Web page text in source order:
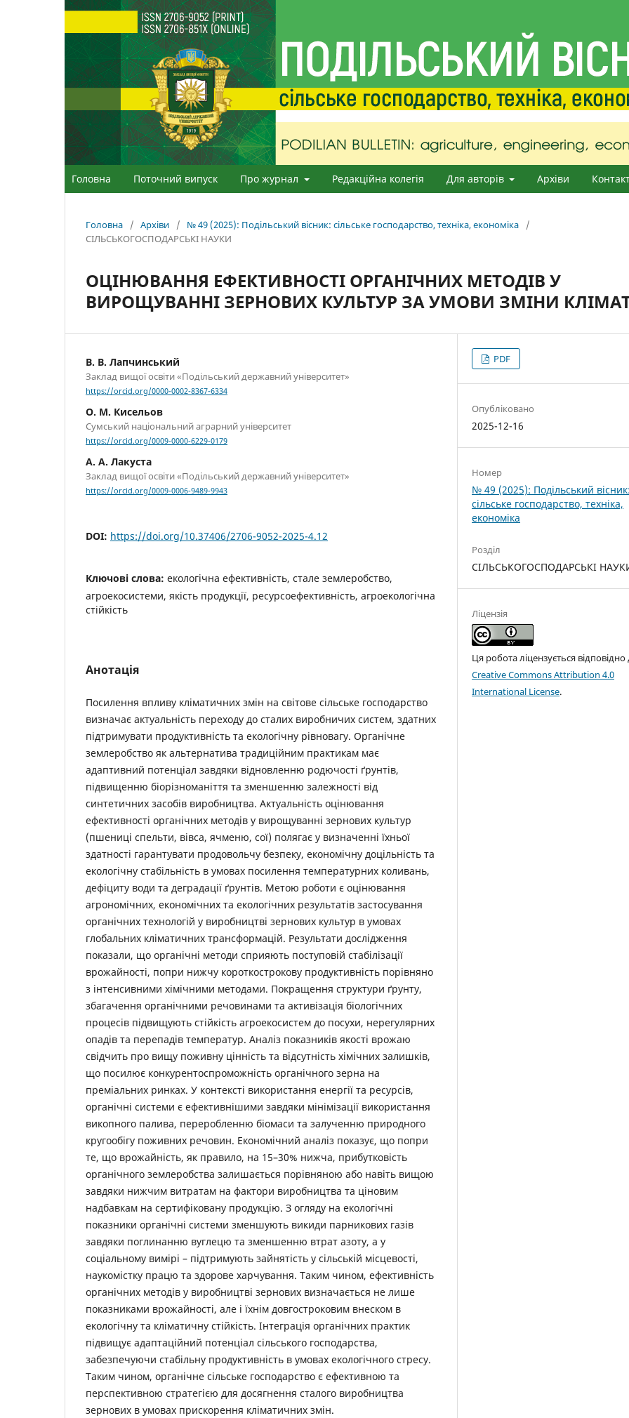
Головна Поточний випуск Про журнал Редакційна колегія Для авторів Архіви
Головна / Архіви / № 49 (2025): Подільський вісник: сільське господарство, техніка, економіка
/
СІЛЬСЬКОГОСПОДАРСЬКІ НАУКИ
ОЦІНЮВАННЯ ЕФЕКТИВНОСТІ ОРГАНІЧНИХ МЕТОДІВ У
ВИРОЩУВАННІ ЗЕРНОВИХ КУЛЬТУР ЗА УМОВИ ЗМІНИ
В. В. Лапчинський
Заклад вищої освіти «Подільський державний університет»
https://orcid.org/0000-0002-8367-6334
О. М. Кисельов
Сумський національний аграрний університет
https://orcid.org/0009-0000-6229-0179
А. А. Лакуста
Заклад вищої освіти «Подільський державний університет»
https://orcid.org/0009-0006-9489-9943
DOI: https://doi.org/10.37406/2706-9052-2025-4.12
Ключові слова: екологічна ефективність, стале землеробство,
агроекосистеми, якість продукції, ресурсоефективність, агроекологічна
стійкість
Анотація
Посилення впливу кліматичних змін на світове сільське господарство
визначає актуальність переходу до сталих виробничих систем, здатних
підтримувати продуктивність та екологічну рівновагу. Органічне
землеробство як альтернатива традиційним практикам має
адаптивний потенціал завдяки відновленню родючості ґрунтів,
підвищенню біорізноманіття та зменшенню залежності від
синтетичних засобів виробництва. Актуальність оцінювання
ефективності органічних методів у вирощуванні зернових культур
(пшениці спельти, вівса, ячменю, сої) полягає у визначенні їхньої
здатності гарантувати продовольчу безпеку, економічну доцільність та
екологічну стабільність в умовах посилення температурних коливань,
дефіциту води та деградації ґрунтів. Метою роботи є оцінювання
агрономічних, економічних та екологічних результатів застосування
органічних технологій у виробництві зернових культур в умовах
глобальних кліматичних трансформацій. Результати дослідження
показали, що органічні методи сприяють поступовій стабілізації
врожайності, попри нижчу короткострокову продуктивність порівняно
з інтенсивними хімічними методами. Покращення структури ґрунту,
збагачення органічними речовинами та активізація біологічних
процесів підвищують стійкість агроекосистем до посухи, нерегулярних
опадів та перепадів температур. Аналіз показників якості врожаю
свідчить про вищу поживну цінність та відсутність хімічних залишків,
що посилює конкурентоспроможність органічного зерна на
преміальних ринках. У контексті використання енергії та ресурсів,
органічні системи є ефективнішими завдяки мінімізації використання
викопного палива, переробленню біомаси та залученню природного
кругообігу поживних речовин. Економічний аналіз показує, що попри
те, що врожайність, як правило, на 15–30% нижча, прибутковість
органічного землеробства залишається порівняною або навіть вищою
завдяки нижчим витратам на фактори виробництва та ціновим
надбавкам на сертифіковану продукцію. З огляду на екологічні
показники органічні системи зменшують викиди парникових газів
завдяки поглинанню вуглецю та зменшенню втрат азоту, а у
соціальному вимірі – підтримують зайнятість у сільській місцевості,
наукомістку працю та здорове харчування. Таким чином, ефективність
органічних методів у виробництві зернових визначається не лише
показниками врожайності, але і їхнім довгостроковим внеском в
екологічну та кліматичну стійкість. Інтеграція органічних практик
підвищує адаптаційний потенціал сільського господарства,
забезпечуючи стабільну продуктивність в умовах екологічного стресу.
Таким чином, органічне сільське господарство є ефективною та
перспективною стратегією для досягнення сталого виробництва
зернових в умовах прискорення кліматичних змін.
PDF
Опубліковано
2025-12-16
Номер
№ 49 (2025): Подільський
сільське господарство, техніка,
економіка
Розділ
СІЛЬСЬКОГОСПОДАРСЬКІ
Ліцензія
Ця робота ліцензується відповідно
Creative Commons Attribution 4.0
International License.